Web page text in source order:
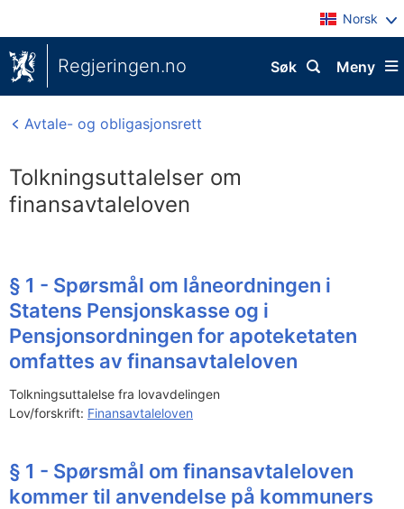
Norsk
Regjeringen.no Meny
Søk
Avtale- og obligasjonsrett
Tolkningsuttalelser om
finansavtaleloven
§ 1 - Spørsmål om låneordningen i
Statens Pensjonskasse og i
Pensjonsordningen for apoteketaten
omfattes av finansavtaleloven
Tolkningsuttalelse fra lovavdelingen
Lov/forskrift: Finansavtaleloven
§ 1 - Spørsmål om finansavtaleloven
kommer til anvendelse på kommuners